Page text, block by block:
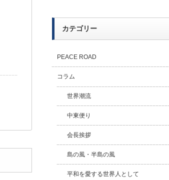
カテゴリー
PEACE ROAD
コラム
世界潮流
中東便り
会長挨拶
島の風・半島の風
平和を愛する世界人として